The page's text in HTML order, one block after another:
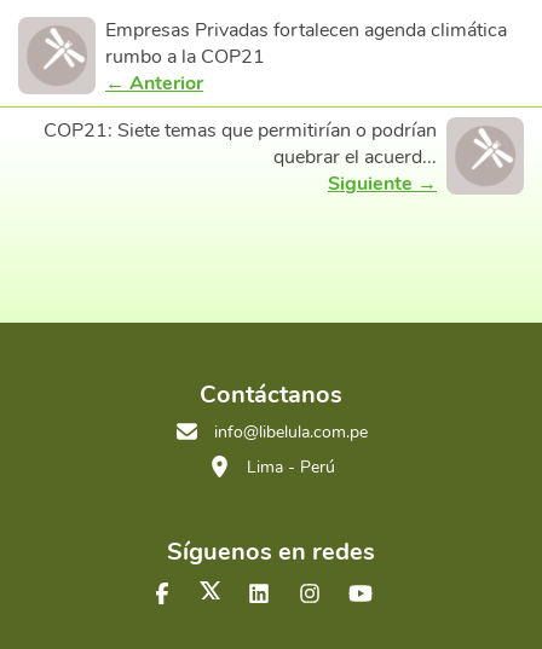
Empresas Privadas fortalecen agenda climática
rumbo a la COP21
← Anterior
COP21: Siete temas que permitirían o podrían
quebrar el acuerd...
Siguiente →
Contáctanos
info@libelula.com.pe
Lima - Perú
Síguenos en redes